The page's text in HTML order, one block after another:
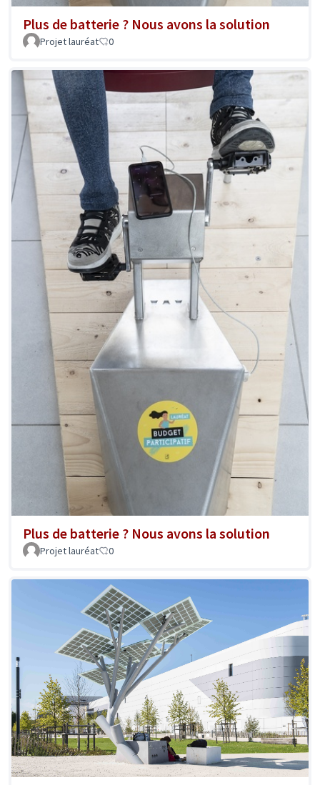
Plus de batterie ? Nous avons la solution
Projet lauréat 0
Plus de batterie ? Nous avons la solution
Projet lauréat 0